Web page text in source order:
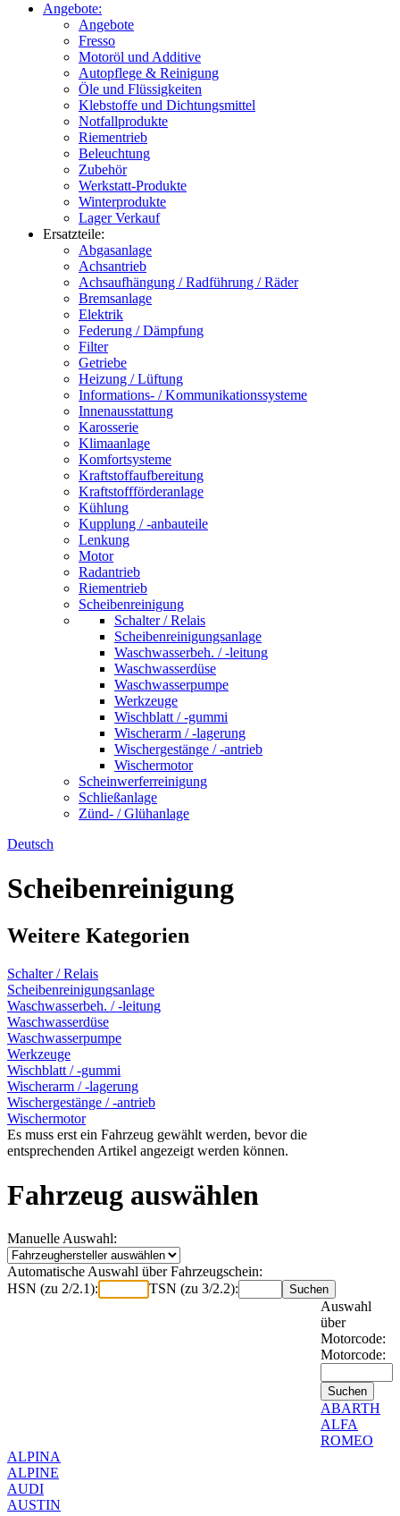
Angebote:
Angebote
Fresso
Motoröl und Additive
Autopflege & Reinigung
Öle und Flüssigkeiten
Klebstoffe und Dichtungsmittel
Notfallprodukte
Riementrieb
Beleuchtung
Zubehör
Werkstatt-Produkte
Winterprodukte
Lager Verkauf
Ersatzteile:
Abgasanlage
Achsantrieb
Achsaufhängung / Radführung / Räder
Bremsanlage
Elektrik
Federung / Dämpfung
Filter
Getriebe
Heizung / Lüftung
Informations- / Kommunikationssysteme
Innenausstattung
Karosserie
Klimaanlage
Komfortsysteme
Kraftstoffaufbereitung
Kraftstoffförderanlage
Kühlung
Kupplung / -anbauteile
Lenkung
Motor
Radantrieb
Riementrieb
Scheibenreinigung
Schalter / Relais
Scheibenreinigungsanlage
Waschwasserbeh. / -leitung
Waschwasserdüse
Waschwasserpumpe
Werkzeuge
Wischblatt / -gummi
Wischerarm / -lagerung
Wischergestänge / -antrieb
Wischermotor
Scheinwerferreinigung
Schließanlage
Zünd- / Glühanlage
Deutsch
Scheibenreinigung
Weitere Kategorien
Schalter / Relais
Scheibenreinigungsanlage
Waschwasserbeh. / -leitung
Waschwasserdüse
Waschwasserpumpe
Werkzeuge
Wischblatt / -gummi
Wischerarm / -lagerung
Wischergestänge / -antrieb
Wischermotor
Es muss erst ein Fahrzeug gewählt werden, bevor die
entsprechenden Artikel angezeigt werden können.
Fahrzeug auswählen
Manuelle Auswahl:
Automatische Auswahl über Fahrzeugschein:
HSN (zu 2/2.1):
TSN (zu 3/2.2):
Auswahl
über
Motorcode:
Motorcode:
ABARTH
ALFA
ROMEO
ALPINA
ALPINE
AUDI
AUSTIN